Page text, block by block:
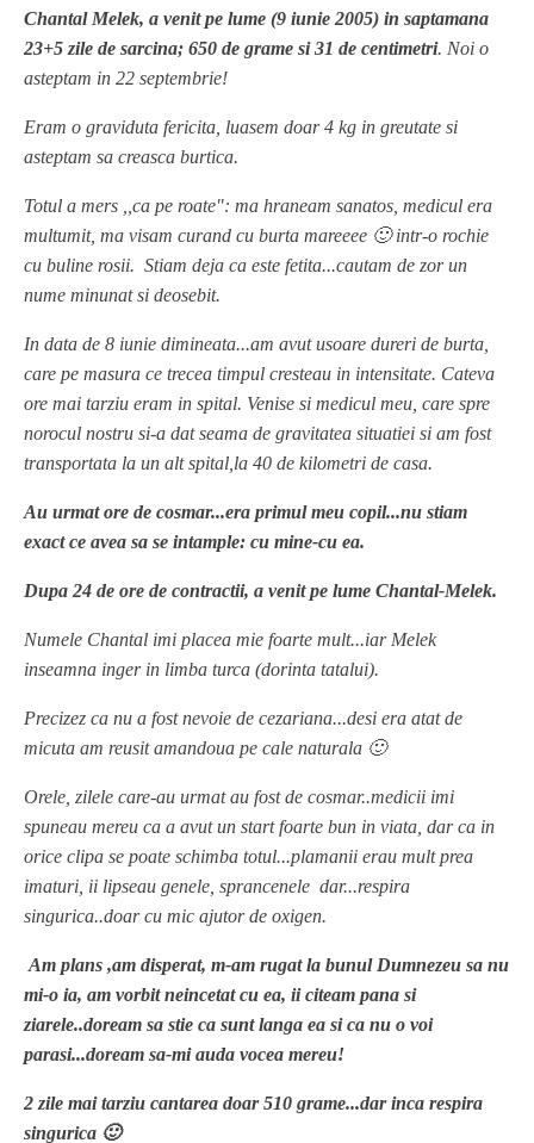
Chantal Melek, a venit pe lume (9 iunie 2005) in saptamana
23+5 zile de sarcina; 650 de grame si 31 de centimetri. Noi o
asteptam in 22 septembrie!
Eram o graviduta fericita, luasem doar 4 kg in greutate si
asteptam sa creasca burtica.
Totul a mers ,,ca pe roate": ma hraneam sanatos, medicul era
multumit, ma visam curand cu burta mareeee 🙂 intr-o rochie
cu buline rosii. Stiam deja ca este fetita...cautam de zor un
nume minunat si deosebit.
In data de 8 iunie dimineata...am avut usoare dureri de burta,
care pe masura ce trecea timpul cresteau in intensitate. Cateva
ore mai tarziu eram in spital. Venise si medicul meu, care spre
norocul nostru si-a dat seama de gravitatea situatiei si am fost
transportata la un alt spital,la 40 de kilometri de casa.
Au urmat ore de cosmar...era primul meu copil...nu stiam
exact ce avea sa se intample: cu mine-cu ea.
Dupa 24 de ore de contractii, a venit pe lume Chantal-Melek.
Numele Chantal imi placea mie foarte mult...iar Melek
inseamna inger in limba turca (dorinta tatalui).
Precizez ca nu a fost nevoie de cezariana...desi era atat de
micuta am reusit amandoua pe cale naturala 🙂
Orele, zilele care-au urmat au fost de cosmar..medicii imi
spuneau mereu ca a avut un start foarte bun in viata, dar ca in
orice clipa se poate schimba totul...plamanii erau mult prea
imaturi, ii lipseau genele, sprancenele dar...respira
singurica..doar cu mic ajutor de oxigen.
Am plans ,am disperat, m-am rugat la bunul Dumnezeu sa nu
mi-o ia, am vorbit neincetat cu ea, ii citeam pana si
ziarele..doream sa stie ca sunt langa ea si ca nu o voi
parasi...doream sa-mi auda vocea mereu!
2 zile mai tarziu cantarea doar 510 grame...dar inca respira
singurica 🙂